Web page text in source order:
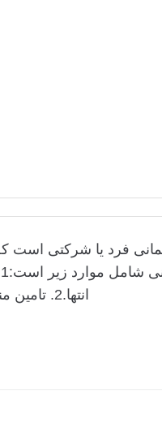
فرد یا شرکتی است
انتها.2. تامین منابع: تهیه مصالح ساختمانی، تجهیزات و نیروی کار مورد نیاز.3. نظارت بر...